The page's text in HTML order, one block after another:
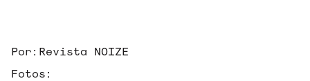
Por: Revista NOIZE
Fotos: